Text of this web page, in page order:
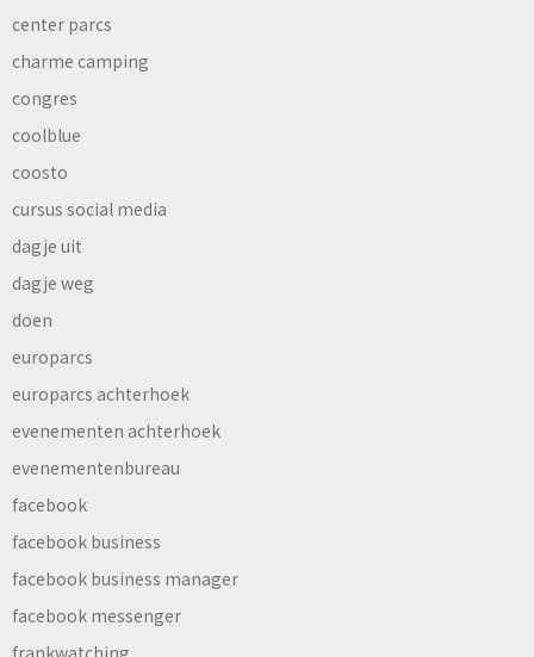
center parcs
charme camping
congres
coolblue
coosto
cursus social media
dagje uit
dagje weg
doen
europarcs
europarcs achterhoek
evenementen achterhoek
evenementenbureau
facebook
facebook business
facebook business manager
facebook messenger
frankwatching